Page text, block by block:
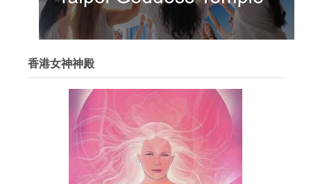
香港女神神殿